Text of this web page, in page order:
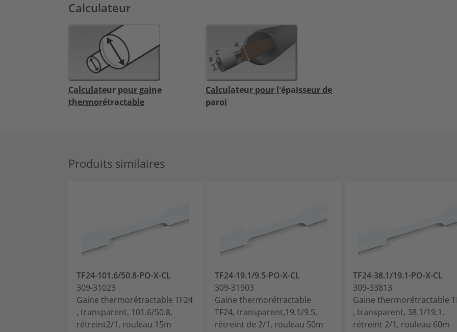
Calculateur
Calculateur pour gaine
thermorétractable
Calculateur pour l'épaisseur de
paroi
Produits similaires
TF24-101.6/50.8-PO-X-CL
309-31023
Gaine thermorétractable TF24
, transparent, 101.6/50.8,
rétreint2/1, rouleau 15m
TF24-19.1/9.5-PO-X-CL
309-31903
Gaine thermorétractable
TF24, transparent,19.1/9.5,
rétreint de 2/1, rouleau 50m
TF24-38.1/19.1-PO-X-CL
309-33813
Gaine thermorétractable
, transparent, 38.1/19.1,
rétreint 2/1, rouleau 60m